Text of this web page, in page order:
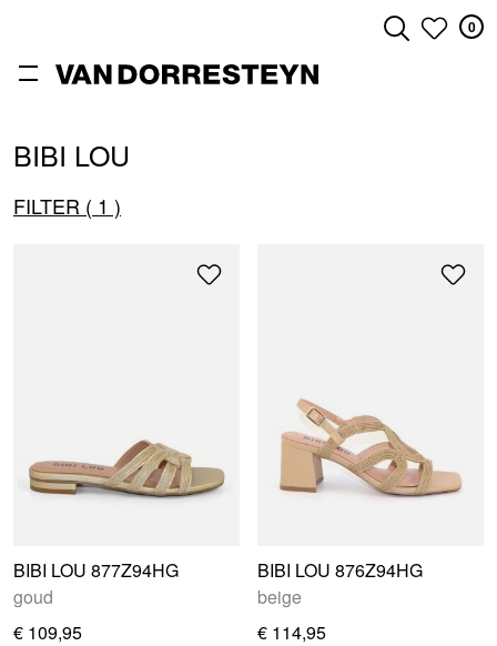
0
BIBI LOU
FILTER 1
BIBI LOU 877Z94HG
goud
€ 109,95
BIBI LOU 876Z94HG
beige
€ 114,95